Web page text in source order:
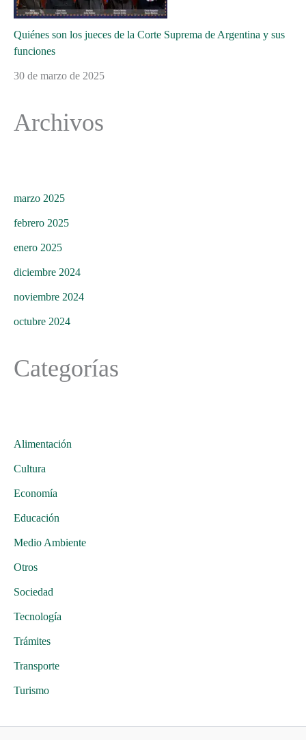
Quiénes son los jueces de la Corte Suprema de Argentina y sus
funciones
30 de marzo de 2025
Archivos
marzo 2025
febrero 2025
enero 2025
diciembre 2024
noviembre 2024
octubre 2024
Categorías
Alimentación
Cultura
Economía
Educación
Medio Ambiente
Otros
Sociedad
Tecnología
Trámites
Transporte
Turismo